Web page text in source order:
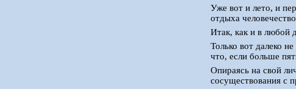
Уже вот и лето, и
отдыха
Итак, как и в любой
Только вот далеко
что, если больше
Опираясь на свой
сосуществования с